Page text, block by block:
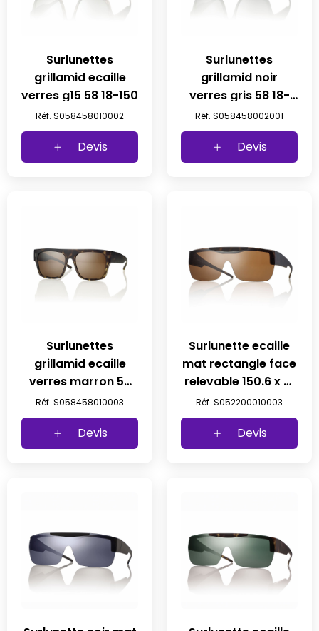
Surlunettes
grillamid ecaille
verres g15 58 18-150
Réf. S058458010002
Devis
Surlunettes
grillamid noir
verres gris 58 18-
150
Réf. S058458002001
Devis
Surlunettes
grillamid ecaille
verres marron 58
18-150
Réf. S058458010003
Devis
Surlunette ecaille
mat rectangle face
relevable 150.6 x 51
verre marron
polarise
Réf. S052200010003
Devis